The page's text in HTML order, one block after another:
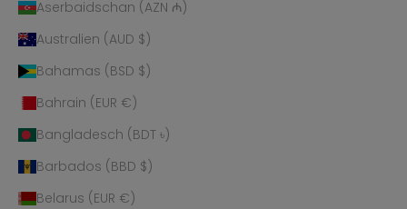
Aserbaidschan (AZN ₼)
Australien (AUD $)
Bahamas (BSD $)
Bahrain (EUR €)
Bangladesch (BDT ৳)
Barbados (BBD $)
Belarus (EUR €)